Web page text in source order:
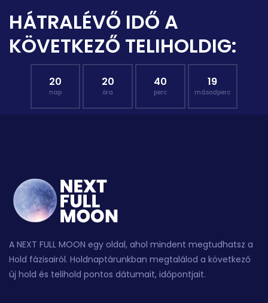
HÁTRALÉVŐ IDŐ A
KÖVETKEZŐ TELIHOLDIG:
20
nap
20
óra
40
perc
18
másodperc
A NEXT FULL MOON egy oldal, ahol mindent megtudhatsz a
Hold fázisairól. Holdnaptárunkban megtalálod a következő
új hold és telihold pontos dátumait, időpontjait.